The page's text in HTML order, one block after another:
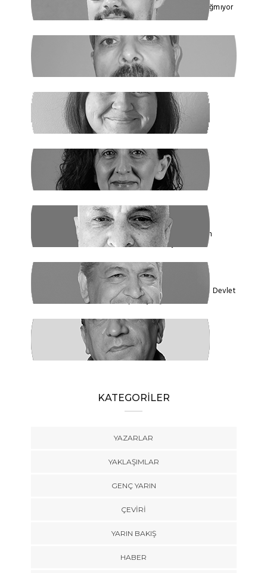
Toplumun Enerjisi Rejimin Çuvalına Sığmıyor
GHADER ANARİ
Ne Şeyh, Ne Şah
SANEM DENİZ KURAL
Yaz Yaz Listeye Bizi De Yaz
SİBEL UZUN
Yasak Tanımadılar
ENDER EREN
Mısır’dan Kanada’ya, Şarm el Şeyh’den
Montreal’e Umutlar Tükeniyor mu?
KADİR DADAN
Türkiye'nin Ekolojik Gerçekleri ve Yeni Devlet
Düzeni 1 - Güçler Ayrılığı
SÜLEYMAN KARAN
Öyle Bir 102 Yıl ki, 102 Farklı Biçimde
Anlatılabilir
KATEGORİLER
YAZARLAR
YAKLAŞIMLAR
GENÇ YARIN
ÇEVİRİ
YARIN BAKIŞ
HABER